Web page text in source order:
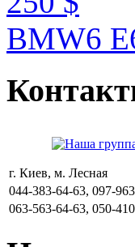
BMW6
г. Киев, м. Лесная
044-383-64-63, 097-
063-563-64-63, 050-